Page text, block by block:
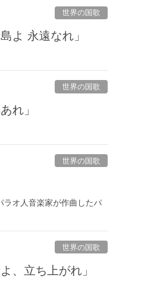
世界の国歌
よ 永遠なれ」
世界の国歌
れ」
世界の国歌
ラオ人音楽家が作曲したパ
世界の国歌
、立ち上がれ」